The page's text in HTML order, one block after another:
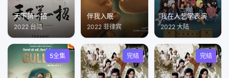
天下第一招
2022 台湾
伴我入眠
2022 菲律宾
我在人艺学表演
2022 大陆
5全集 完结 完结